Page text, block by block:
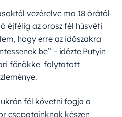
vezérelve ma 18 órától
éjfélig az orosz fél húsvéti
hogy erre az időszakra
be” – idézte Putyin
főnökkel folytatott
fél követni fogja a
csapatainknak készen